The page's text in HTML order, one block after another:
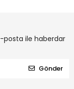
posta ile haberdar
Gönder